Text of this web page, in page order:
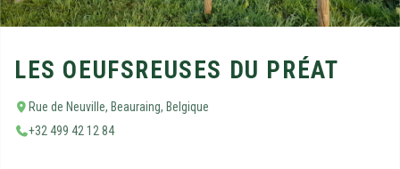
LES OEUFSREUSES DU PRÉAT
Rue de Neuville, Beauraing, Belgique
+32 499 42 12 84